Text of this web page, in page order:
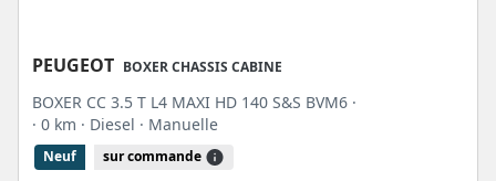
PEUGEOT BOXER CHASSIS CABINE
BOXER CC 3.5 T L4 MAXI HD 140 S&S BVM6 ·
· 0 km · Diesel · Manuelle
Neuf sur commande